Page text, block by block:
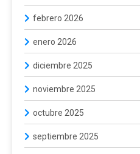
febrero 2026
enero 2026
diciembre 2025
noviembre 2025
octubre 2025
septiembre 2025